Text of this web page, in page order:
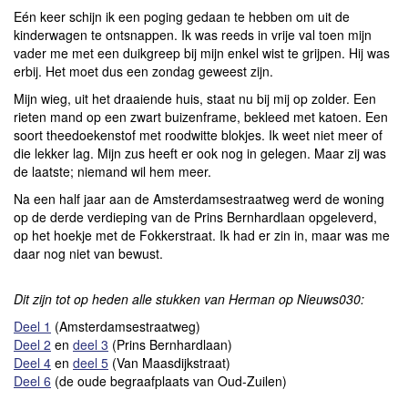
Eén keer schijn ik een poging gedaan te hebben om uit de
kinderwagen te ontsnappen. Ik was reeds in vrije val toen mijn
vader me met een duikgreep bij mijn enkel wist te grijpen. Hij was
erbij. Het moet dus een zondag geweest zijn.
Mijn wieg, uit het draaiende huis, staat nu bij mij op zolder. Een
rieten mand op een zwart buizenframe, bekleed met katoen. Een
soort theedoekenstof met roodwitte blokjes. Ik weet niet meer of
die lekker lag. Mijn zus heeft er ook nog in gelegen. Maar zij was
de laatste; niemand wil hem meer.
Na een half jaar aan de Amsterdamsestraatweg werd de woning
op de derde verdieping van de Prins Bernhardlaan opgeleverd,
op het hoekje met de Fokkerstraat. Ik had er zin in, maar was me
daar nog niet van bewust.
Dit zijn tot op heden alle stukken van Herman op Nieuws030:
Deel 1 (Amsterdamsestraatweg)
Deel 2 en deel 3 (Prins Bernhardlaan)
Deel 4 en deel 5 (Van Maasdijkstraat)
Deel 6 (de oude begraafplaats van Oud-Zuilen)